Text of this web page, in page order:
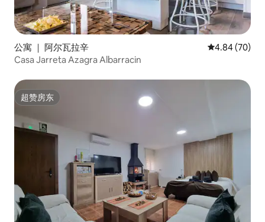
公寓 ｜ 阿尔瓦拉辛 平均评分 4.84
4.84 (70)
Casa Jarreta Azagra Albarracin
超赞房东
超赞房东